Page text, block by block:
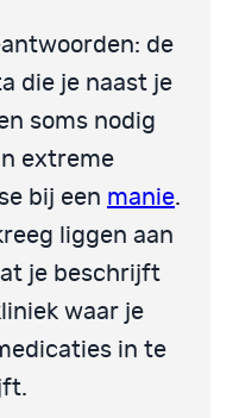
de
die je naast je
soms nodig
extreme
bij een manie.
liggen aan
je beschrijft
waar je
in te